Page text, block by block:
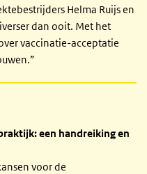
Helma Ruijs en
dan ooit. Met het
vaccinatie-acceptatie
een handreiking en
voor de